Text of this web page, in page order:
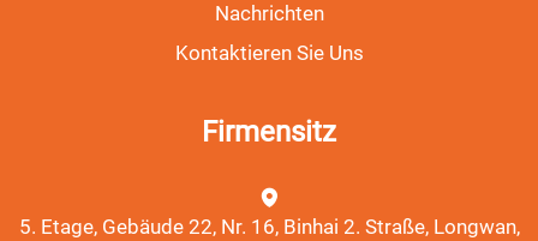
Nachrichten
Kontaktieren Sie Uns
Firmensitz
5. Etage, Gebäude 22, Nr. 16, Binhai 2. Straße, Longwan,